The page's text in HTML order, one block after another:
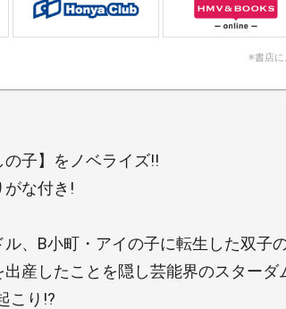
※書店に
子】をノベライズ!!
な付き!
、B小町・アイの子に転生した双子
出産したことを隠し芸能界のスターダ
こり!?